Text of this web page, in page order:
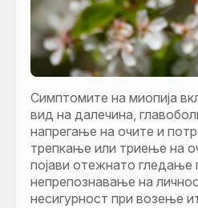
Симптомите на миопија
вид на далечина,
напрегање на очите и
трепкање или триење на
појави отежнато гледање
непрепознавање на
несигурност при возење